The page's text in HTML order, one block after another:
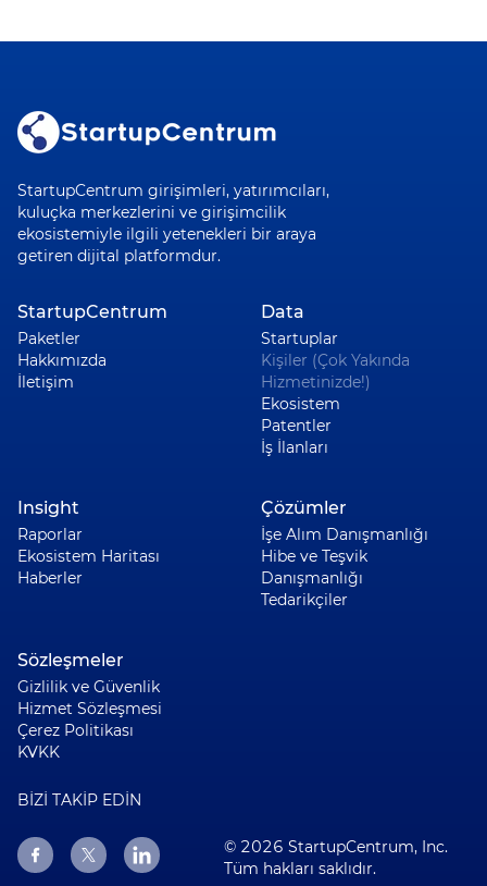
StartupCentrum girişimleri, yatırımcıları,
kuluçka merkezlerini ve girişimcilik
ekosistemiyle ilgili yetenekleri bir araya
getiren dijital platformdur.
StartupCentrum
Paketler
Hakkımızda
İletişim
Data
Startuplar
Kişiler (Çok Yakında
Hizmetinizde!)
Ekosistem
Patentler
İş İlanları
Insight
Raporlar
Ekosistem Haritası
Haberler
Çözümler
İşe Alım Danışmanlığı
Hibe ve Teşvik
Danışmanlığı
Tedarikçiler
Sözleşmeler
Gizlilik ve Güvenlik
Hizmet Sözleşmesi
Çerez Politikası
KVKK
BİZİ TAKİP EDİN
© 2026 StartupCentrum, Inc.
Tüm hakları saklıdır.